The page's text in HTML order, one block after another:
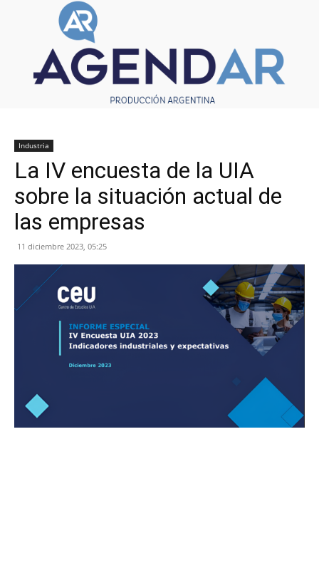
Industria
La IV encuesta de la UIA
sobre la situación actual de
las empresas
11 diciembre 2023, 05:25